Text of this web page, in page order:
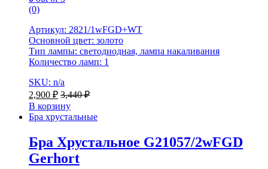
(0)
Артикул: 2821/1wFGD+WT
Основной цвет: золото
Тип лампы: светодиодная, лампа накаливания
Количество ламп: 1
SKU: n/a
2,900 ₽ 3,440₽
В корзину
Бра хрустальные
Бра Хрустальное G21057/2wFGD
Gerhort